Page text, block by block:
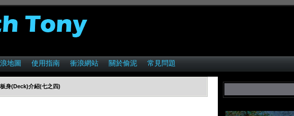
地圖 使用指南 衝浪網站 關於偷泥 常見問題
身(Deck)介紹(七之四)